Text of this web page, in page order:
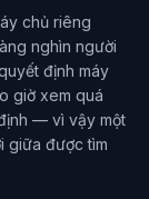
chủ riêng
nghìn người
định máy
giờ xem quá
— vì vậy một
giữa được tìm